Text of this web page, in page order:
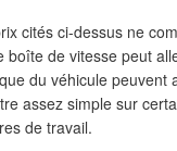
cités ci-dessus ne
boîte de vitesse peut
du véhicule peuvent
assez simple sur
de travail.